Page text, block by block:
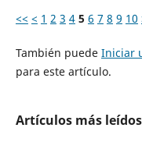
<< < 1 2 3 4 5 6 7 8 9 10
También puede Iniciar
para este artículo.
Artículos más